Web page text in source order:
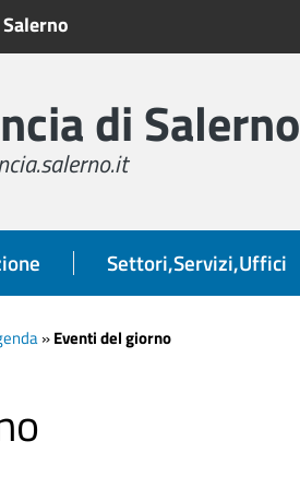
di Salerno
Settori,Servizi,Uffici
»Eventi del giorno